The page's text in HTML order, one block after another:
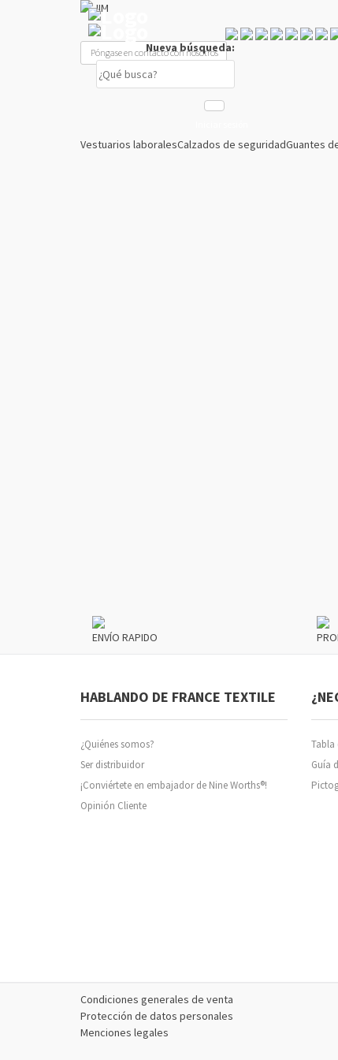
Nueva búsqueda:
Vestuarios laboralesCalzados de seguridadGuantes
Póngase en contacto con nosotros
ENVÍO RAPIDO
HABLANDO DE FRANCE TEXTILE
¿Quiénes somos?
Ser distribuidor
¡Conviértete en embajador de Nine Worths®!
Opinión Cliente
Tabla
Guía
Condiciones generales de venta
Protección de datos personales
Menciones legales